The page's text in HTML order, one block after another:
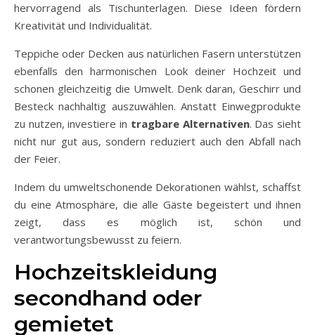
hervorragend als Tischunterlagen. Diese Ideen fördern
Kreativität und Individualität.
Teppiche oder Decken aus natürlichen Fasern unterstützen
ebenfalls den harmonischen Look deiner Hochzeit und
schonen gleichzeitig die Umwelt. Denk daran, Geschirr und
Besteck nachhaltig auszuwählen. Anstatt Einwegprodukte
zu nutzen, investiere in tragbare Alternativen. Das sieht
nicht nur gut aus, sondern reduziert auch den Abfall nach
der Feier.
Indem du umweltschonende Dekorationen wählst, schaffst
du eine Atmosphäre, die alle Gäste begeistert und ihnen
zeigt, dass es möglich ist, schön und
verantwortungsbewusst zu feiern.
Hochzeitskleidung
secondhand oder
gemietet